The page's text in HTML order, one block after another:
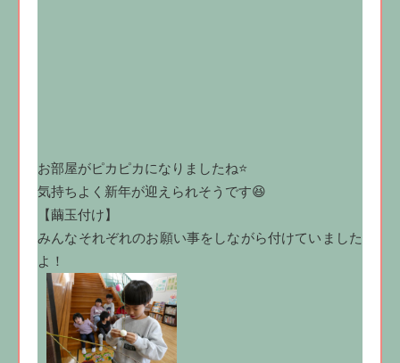
お部屋がピカピカになりましたね⭐
気持ちよく新年が迎えられそうです😆
【繭玉付け】
みんなそれぞれのお願い事をしながら付けていました
よ！